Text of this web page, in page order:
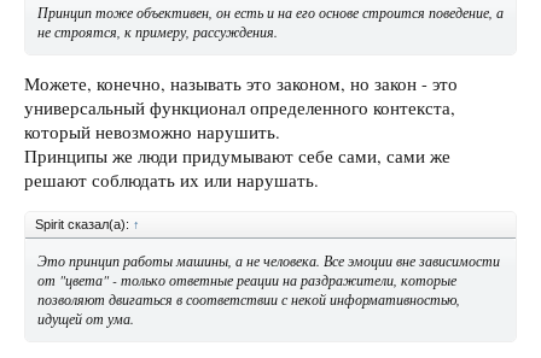
Принцип тоже объективен, он есть и на его основе строится поведение, а
не строятся, к примеру, рассуждения.
Можете, конечно, называть это законом, но закон - это
универсальный функционал определенного контекста,
который невозможно нарушить.
Принципы же люди придумывают себе сами, сами же
решают соблюдать их или нарушать.
Spirit сказал(а): ↑
Это принцип работы машины, а не человека. Все эмоции вне зависимости
от "цвета" - только ответные реации на раздражители, которые
позволяют двигаться в соответствии с некой информативностью,
идущей от ума.